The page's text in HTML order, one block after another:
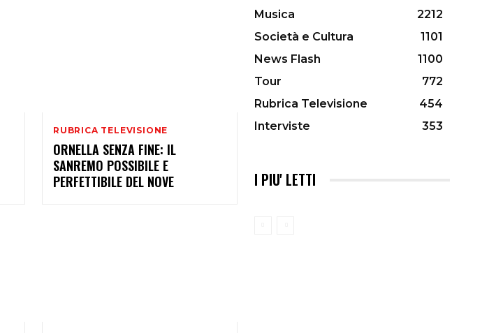
RUBRICA TELEVISIONE
ORNELLA SENZA FINE: IL
SANREMO POSSIBILE E
PERFETTIBILE DEL NOVE
Musica
2212
Società e Cultura
1101
News Flash
1100
Tour
772
Rubrica Televisione
454
Interviste
353
I PIU' LETTI